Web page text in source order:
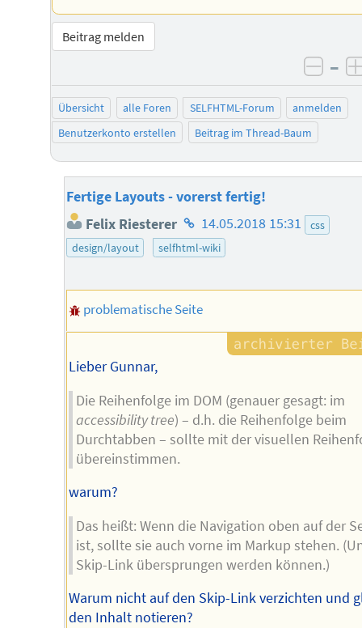
Beitrag melden
–
Übersicht alle Foren SELFHTML-Forum
anmelden
Benutzerkonto erstellen
Beitrag im Thread-Baum
Fertige Layouts - vorerst fertig!
Felix Riesterer Homepage
des
14.05.2018 15:31
css
design/layout
selfhtml-wiki
problematische Seite
Lieber Gunnar,
Die Reihenfolge im DOM (genauer gesagt: im
accessibility tree) – d.h. die Reihenfolge beim
Durchtabben – sollte mit der visuellen
übereinstimmen.
warum?
Das heißt: Wenn die Navigation oben auf der
ist, sollte sie auch vorne im Markup stehen.
Skip-Link übersprungen werden können.)
Warum nicht auf den Skip-Link verzichten und
den Inhalt notieren?